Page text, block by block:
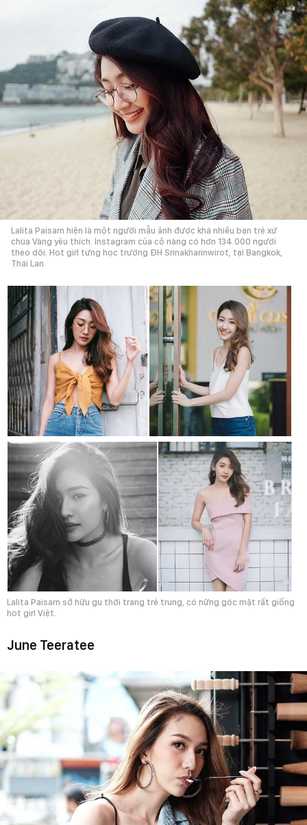
Lalita Paisarn hiện là một người mẫu ảnh được khá nhiều bạn trẻ xứ
chùa Vàng yêu thích. Instagram của cô nàng có hơn 134.000 người
theo dõi. Hot girl từng học trường ĐH Srinakharinwirot, tại Bangkok,
Thái Lan
Lalita Paisarn sở hữu gu thời trang trẻ trung, có nững góc mặt rất giống
hot girl Việt.
June Teeratee